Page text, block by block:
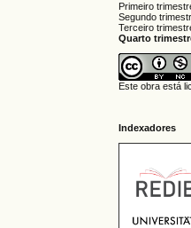
Primeiro
Segundo
Terceiro
Quarto
Este obra está
Indexadores